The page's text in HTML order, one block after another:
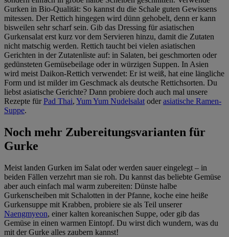
Gurken in Bio-Qualität: So kannst du die Schale guten Gewissens
mitessen. Der Rettich hingegen wird dünn gehobelt, denn er kann
bisweilen sehr scharf sein. Gib das Dressing für asiatischen
Gurkensalat erst kurz vor dem Servieren hinzu, damit die Zutaten
nicht matschig werden. Rettich taucht bei vielen asiatischen
Gerichten in der Zutatenliste auf: in Salaten, bei geschmorten oder
gedünsteten Gemüsebeilage oder in würzigen Suppen. In Asien
wird meist Daikon-Rettich verwendet: Er ist weiß, hat eine längliche
Form und ist milder im Geschmack als deutsche Rettichsorten. Du
liebst asiatische Gerichte? Dann probiere doch auch mal unsere
Rezepte fürPad Thai, Yum Yum Nudelsalat oderasiatische Ramen-
Suppe.
Noch mehr Zubereitungsvarianten für
Gurke
Meist landen Gurken im Salat oder werden sauer eingelegt – in
beiden Fällen verzehrt man sie roh. Du kannst das beliebte Gemüse
aber auch einfach mal warm zubereiten: Dünste halbe
Gurkenscheiben mit Schalotten in der Pfanne, koche eine heiße
Gurkensuppe mit Krabben, probiere sie als Teil unserer
Naengmyeon, einer kalten koreanischen Suppe, oder gib das
Gemüse in einen warmen Eintopf. Du wirst dich wundern, was du
mit der Gurke alles zaubern kannst!